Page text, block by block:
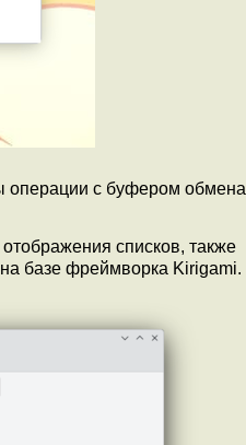
операции с буфером обмена
списков, также
базе фреймворка Kirigami.